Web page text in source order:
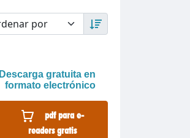
Descarga gratuita en
formato electrónico
pdf para e-
readers gratis